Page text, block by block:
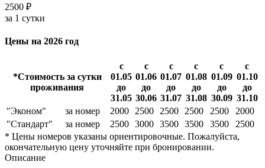
2500 ₽
за 1 сутки
Цены на 2026 год
*Стоимость за сутки
проживания
с
01.05
до
31.05
с
01.06
до
30.06
с
01.07
до
31.07
с
01.08
до
31.08
с
01.09
до
30.09
с
01.10
до
31.10
"Эконом"
за номер 2000 2500 2500 2500 2500
2000
"Стандарт"
за номер 2500 3000 3500 3500 3500
2500
* Цены номеров указаны ориентировочные. Пожалуйста,
окончательную цену уточняйте при бронировании.
Описание